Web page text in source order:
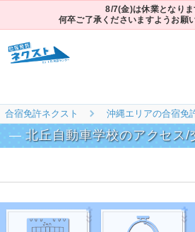
8/7(金)は休業となりま
何卒ご了承くださいますようお願
合宿免許ネクスト 沖縄エリアの合宿免
北丘自動車学校のアクセス/